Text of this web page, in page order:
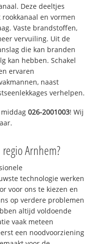
Deze deeltjes
en vormen
Vaste brandstoffen,
vervuiling. Uit de
die kan branden
kan hebben. Schakel
ervaren
naast
verhelpen.
middag026-2001003! Wij
Arnhem?
technologie werken
voor ons te kiezen en
op verdere problemen
altijd voldoende
vaak meteen
een noodvoorziening